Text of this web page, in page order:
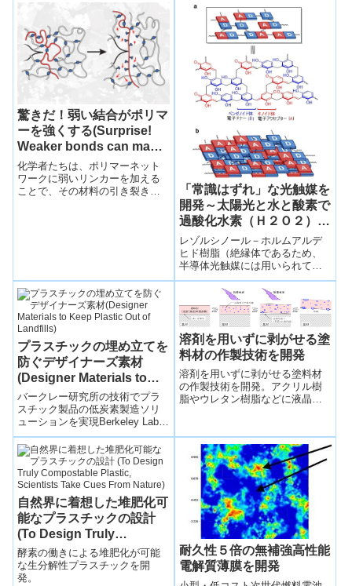
驚きだ！弱い結合がポリマ
ーを強くする(Surprise!
Weaker bonds can make
polymers stronger)
化学者たちは、ポリマーネット
ワークに弱いリンカーを加える
ことで、その材料の引き裂き耐
「常識はずれ」な光触媒を
開発～太陽光と水と酸素で
過酸化水素（Ｈ２Ｏ２）を
合成～
レゾルシノール－ホルムアルデ
ヒド樹脂（絶縁体であるため、
半導体光触媒には用いられてこ
なかった）を、独自の高温水熱
法により合成することにより、
太陽光エネルギーを用いて水と
酸素からＨ２Ｏ２を最大効率で
生成するＲＦ光触媒樹脂の開発
に成功した。
プラスチックの埋め立てを
防ぐデザイナーズ素材
(Designer Materials to
Keep Plastic Out of
Landfills)
バークレー研究所の技術でプラ
スチック製品の低炭素製造ソリ
ューションを実現Berkeley Lab
technology provides low-carbon
...
溶剤を用いずに剥がせる塗
料材の作製技術を開発
溶剤を用いずに剥がせる塗料材
の作製技術を開発。アクリル樹
脂やウレタン樹脂などに液晶成
外光を照射すると、均一に混合
されていた液晶成分の凝集構造
が変化し、樹脂から相分離す
る。
自然界に着想した堆肥化可
能なプラスチックの設計
(To Design Truly
Compostable Plastic,
Scientists Take Cues
From Nature)
酵素の働きによる堆肥化が可能
な生分解性プラスチックを開
発。
耐久性５倍の無補強高性能
電解質薄膜を開発